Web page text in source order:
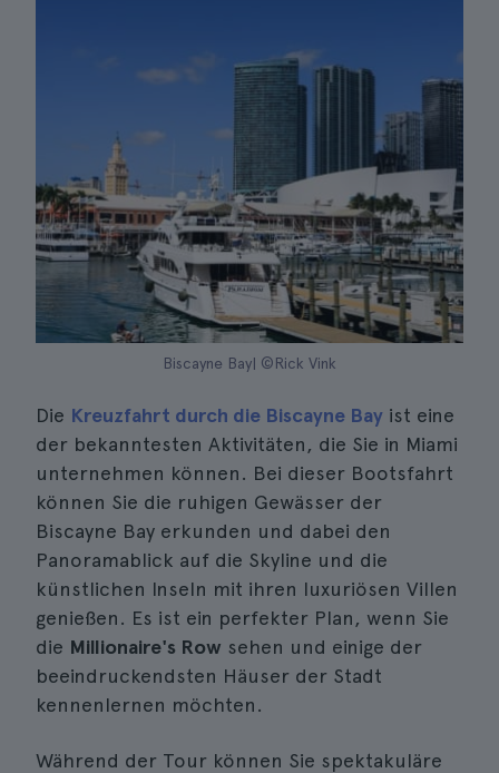
Biscayne Bay| ©Rick Vink
Die Kreuzfahrt durch die Biscayne Bay ist eine
der bekanntesten Aktivitäten, die Sie in Miami
unternehmen können. Bei dieser Bootsfahrt
können Sie die ruhigen Gewässer der
Biscayne Bay erkunden und dabei den
Panoramablick auf die Skyline und die
künstlichen Inseln mit ihren luxuriösen Villen
genießen. Es ist ein perfekter Plan, wenn Sie
die Millionaire's Row sehen und einige der
beeindruckendsten Häuser der Stadt
kennenlernen möchten.
Während der Tour können Sie spektakuläre